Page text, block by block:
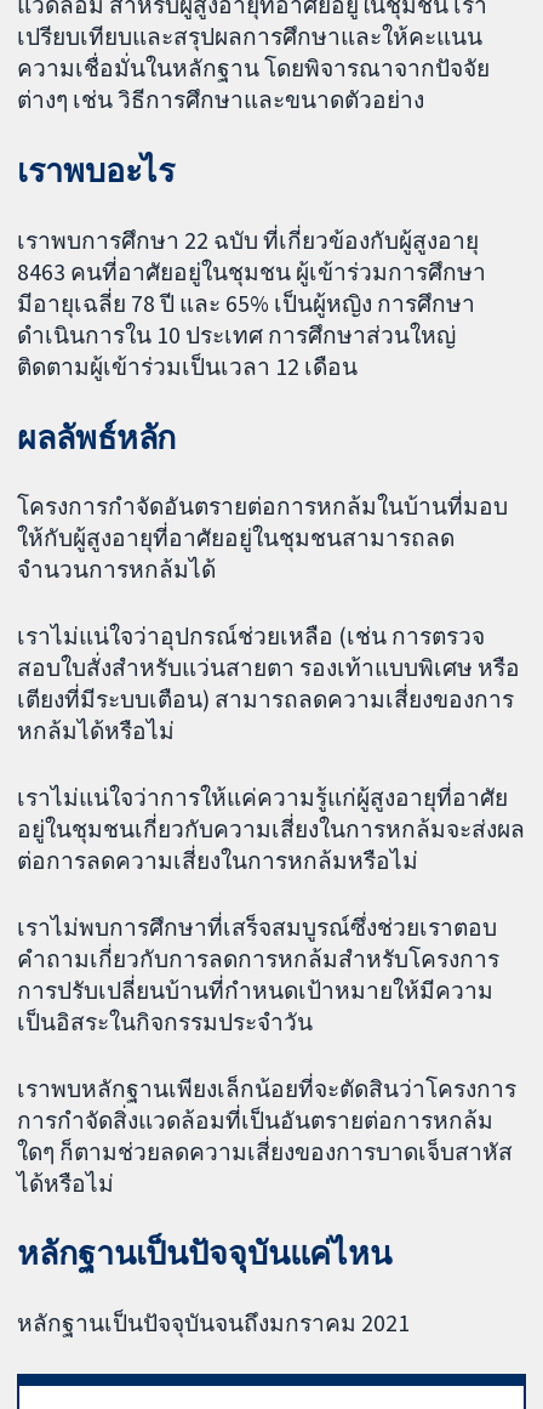
เปรียบเทียบและสรุปผลการศึกษาและให้คะแนน
ความเชื่อมั่นในหลักฐาน โดยพิจารณาจากปัจจัย
ต่างๆ เช่น วิธีการศึกษาและขนาดตัวอย่าง
เราพบอะไร
เราพบการศึกษา 22 ฉบับ ที่เกี่ยวข้องกับผู้สูงอายุ
8463 คนที่อาศัยอยู่ในชุมชน ผู้เข้าร่วมการศึกษา
มีอายุเฉลี่ย 78 ปี และ 65% เป็นผู้หญิง การศึกษา
ดำเนินการใน 10 ประเทศ การศึกษาส่วนใหญ่
ติดตามผู้เข้าร่วมเป็นเวลา 12 เดือน
ผลลัพธ์หลัก
โครงการกำจัดอันตรายต่อการหกล้มในบ้านที่มอบ
ให้กับผู้สูงอายุที่อาศัยอยู่ในชุมชนสามารถลด
จำนวนการหกล้มได้
เราไม่แน่ใจว่าอุปกรณ์ช่วยเหลือ (เช่น การตรวจ
สอบใบสั่งสำหรับแว่นสายตา รองเท้าแบบพิเศษ หรือ
เตียงที่มีระบบเตือน) สามารถลดความเสี่ยงของการ
หกล้มได้หรือไม่
เราไม่แน่ใจว่าการให้แค่ความรู้แก่ผู้สูงอายุที่อาศัย
อยู่ในชุมชนเกี่ยวกับความเสี่ยงในการหกล้มจะส่งผล
ต่อการลดความเสี่ยงในการหกล้มหรือไม่
เราไม่พบการศึกษาที่เสร็จสมบูรณ์ซึ่งช่วยเราตอบ
คำถามเกี่ยวกับการลดการหกล้มสำหรับโครงการ
การปรับเปลี่ยนบ้านที่กำหนดเป้าหมายให้มีความ
เป็นอิสระในกิจกรรมประจำวัน
เราพบหลักฐานเพียงเล็กน้อยที่จะตัดสินว่าโครงการ
การกำจัดสิ่งแวดล้อมที่เป็นอันตรายต่อการหกล้ม
ใดๆ ก็ตามช่วยลดความเสี่ยงของการบาดเจ็บสาหัส
ได้หรือไม่
หลักฐานเป็นปัจจุบันแค่ไหน
หลักฐานเป็นปัจจุบันจนถึงมกราคม 2021